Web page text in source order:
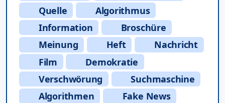
Quelle
Algorithmus
Information
Broschüre
Meinung
Heft
Nachricht
Film
Demokratie
Verschwörung
Suchmaschine
Algorithmen
Fake News